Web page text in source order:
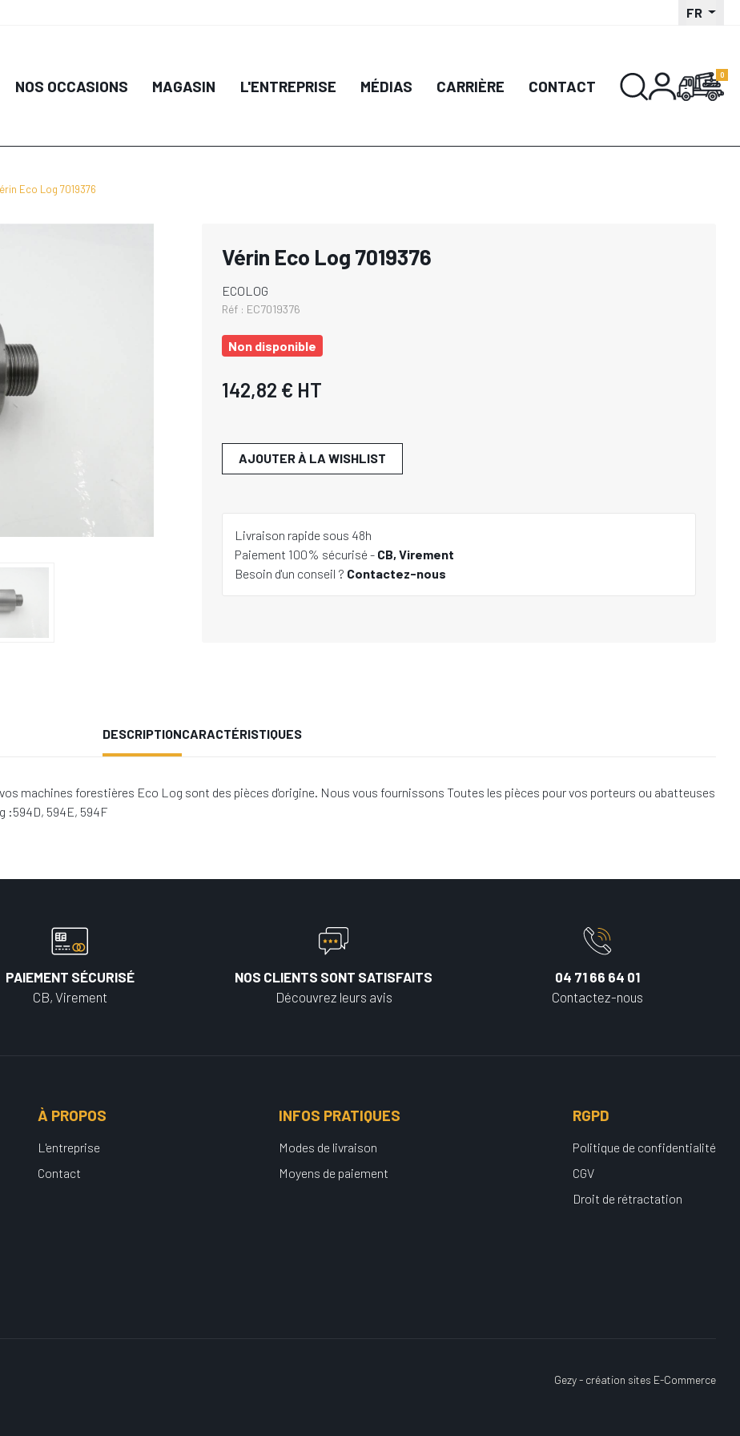
FR
NOS OCCASIONS MAGASIN L'ENTREPRISE MÉDIAS CARRIÈRE CONTACT
Eco Log 7019376
Vérin Eco Log 7019376
ECOLOG
Réf : EC7019376
Non disponible
142,82 € HT
AJOUTER À LA WISHLIST
Livraison rapide sous 48h
Paiement 100% sécurisé - CB, Virement
Besoin d'un conseil ? Contactez-nous
DESCRIPTIONCARACTÉRISTIQUES
machines forestières Eco Log sont des pièces d'origine. Nous vous fournissons Toutes les pièces pour vos porteurs ou abatteuses
:594D, 594E, 594F
PAIEMENT SÉCURISÉ
CB, Virement
NOS CLIENTS SONT SATISFAITS
Découvrez leurs avis
04 71 66 64 01
Contactez-nous
À PROPOS
L'entreprise
Contact
INFOS PRATIQUES
Modes de livraison
Moyens de paiement
RGPD
Politique de confidentialité
CGV
Droit de rétractation
Gezy - création sites E-Commerce